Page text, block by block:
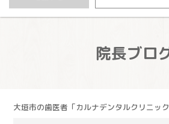
院長ブロ
大垣市の歯医者「カルナデンタルクリニッ